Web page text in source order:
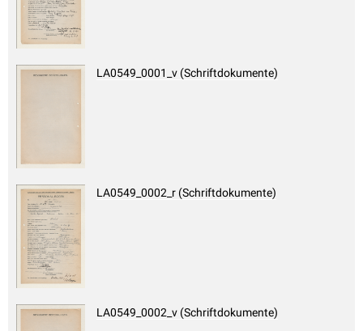
LA0549_0001_v (Schriftdokumente)
LA0549_0002_r (Schriftdokumente)
LA0549_0002_v (Schriftdokumente)